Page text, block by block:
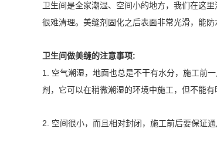
卫生间是全家潮湿、空间小的地方，我们在这
很难清理。美缝剂固化之后表面非常光滑，能
卫生间做美缝的注意事项:
1. 空气潮湿，地面也总是不干有水分，施工前
剂，它可以在稍微潮湿的环境中施工，但不能有
2. 空间很小，而且相对封闭，施工前后要保证